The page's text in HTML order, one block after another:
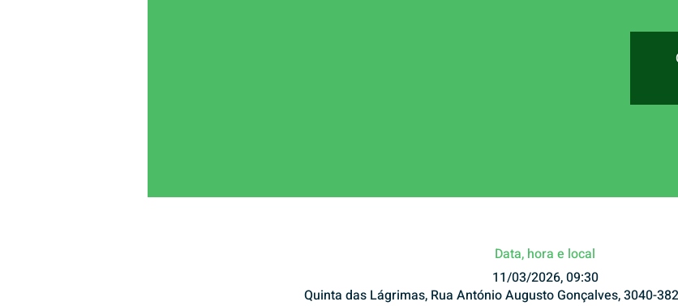
Data, hora e local
11/03/2026, 09:30
Quinta das Lágrimas, Rua António Augusto Gonçalves, 3040-